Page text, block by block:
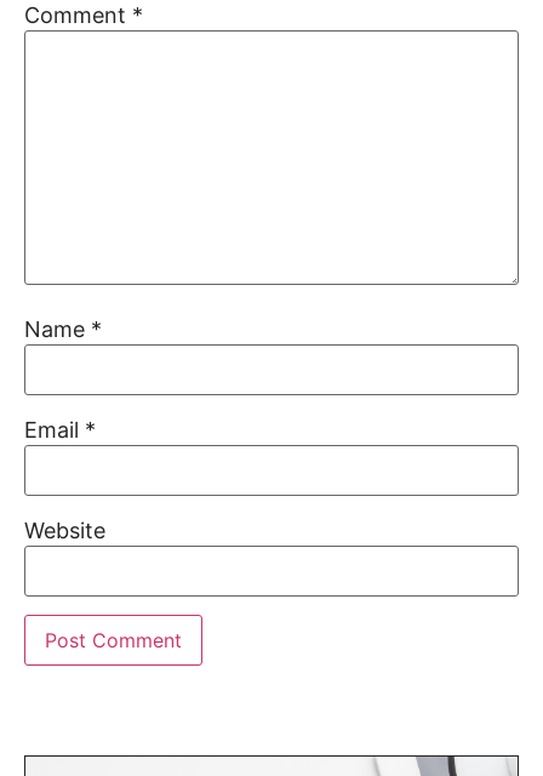
Comment *
Name *
Email *
Website